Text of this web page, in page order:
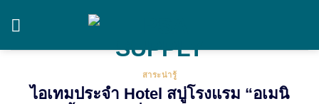
สาระน่ารู้
ไอเทมประจำ Hotel สบู่โรงแรม “อเมนิ